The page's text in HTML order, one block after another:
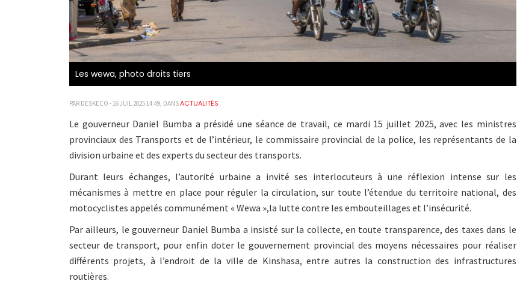
Les wewa, photo droits tiers
PAR DESKECO - 16 JUIL 2025 14:49, DANSACTUALITÉS
Le gouverneur Daniel Bumba a présidé une séance de travail, ce mardi 15 juillet 2025, avec les ministres
provinciaux des Transports et de l’intérieur, le commissaire provincial de la police, les représentants de la
division urbaine et des experts du secteur des transports.
Durant leurs échanges, l’autorité urbaine a invité ses interlocuteurs à une réflexion intense sur les
mécanismes à mettre en place pour réguler la circulation, sur toute l’étendue du territoire national, des
motocyclistes appelés communément « Wewa »,la lutte contre les embouteillages et l’insécurité.
Par ailleurs, le gouverneur Daniel Bumba a insisté sur la collecte, en toute transparence, des taxes dans le
secteur de transport, pour enfin doter le gouvernement provincial des moyens nécessaires pour réaliser
différents projets, à l’endroit de la ville de Kinshasa, entre autres la construction des infrastructures
routières.